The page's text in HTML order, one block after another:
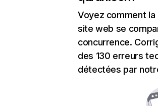
Voyez comment
site web se
concurrence.
des 130 erreurs
détectées par